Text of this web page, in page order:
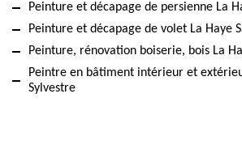
Peinture et décapage de persienne La
Peinture et décapage de volet La Haye
Peinture, rénovation boiserie, bois La
Peintre en bâtiment intérieur et
Sylvestre